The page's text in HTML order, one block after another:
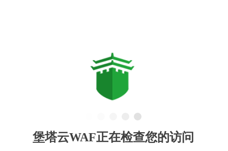
堡塔云WAF正在检查您的访问